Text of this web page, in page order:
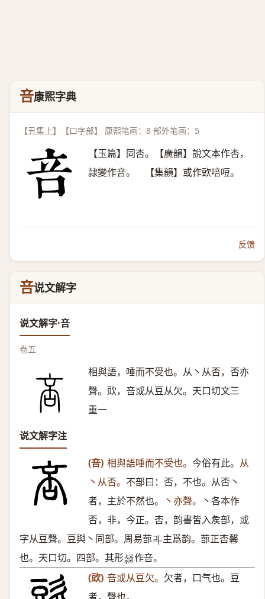
咅康熙字典
【丑集上】【口字部】 康熙笔画：8 部外笔画：5
【玉篇】同㕻。【廣韻】說文本作㕻，
隷變作咅。 【集韻】或作㰯㖣哣。
反馈
咅说文解字
说文解字·咅
卷五
相與語，唾而不受也。从丶从否，否亦
聲。㰯，咅或从豆从欠。天口切文三
重一
说文解字注
(咅) 相與語唾而不受也。 今俗有此。 从
丶从否。 不部曰：否，不也。从否丶
者，主於不然也。
丶亦聲。
丶各本作
否，非，今正。㕻，韵書皆入矦部，或
字从豆聲。豆與丶同部。周易蔀𣁬 主爲韵。蔀正㕻馨
也。天口切。四部。其形𥛬 作咅。
(㰯) 咅或从豆欠。 欠者，口气也。豆